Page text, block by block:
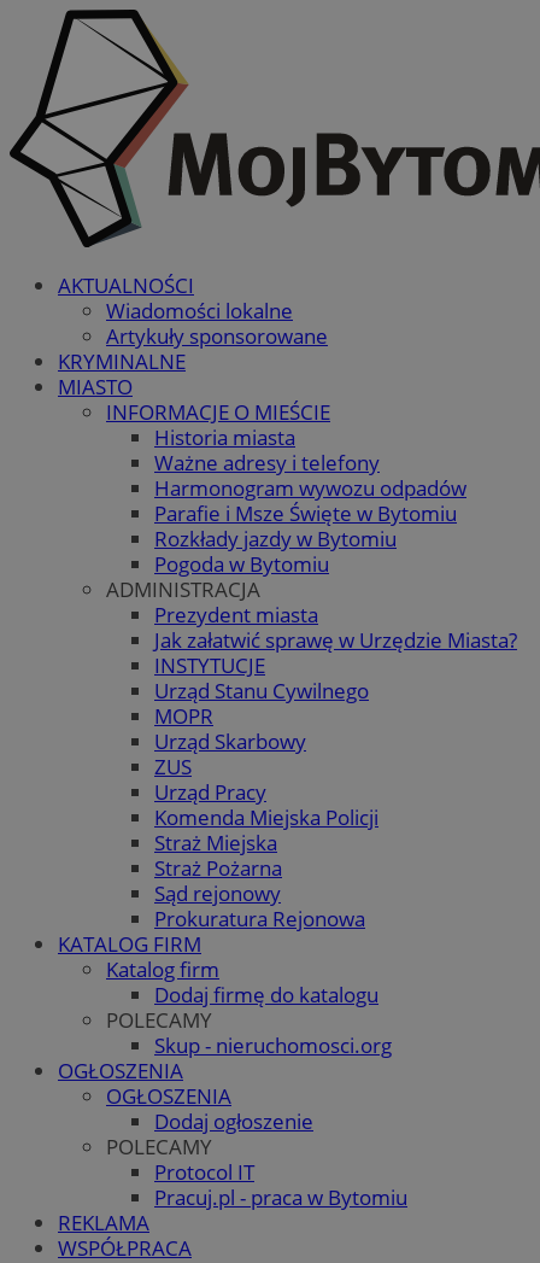
AKTUALNOŚCI
Wiadomości lokalne
Artykuły sponsorowane
KRYMINALNE
MIASTO
INFORMACJE O MIEŚCIE
Historia miasta
Ważne adresy i telefony
Harmonogram wywozu odpadów
Parafie i Msze Święte w Bytomiu
Rozkłady jazdy w Bytomiu
Pogoda w Bytomiu
ADMINISTRACJA
Prezydent miasta
Jak załatwić sprawę w Urzędzie Miasta?
INSTYTUCJE
Urząd Stanu Cywilnego
MOPR
Urząd Skarbowy
ZUS
Urząd Pracy
Komenda Miejska Policji
Straż Miejska
Straż Pożarna
Sąd rejonowy
Prokuratura Rejonowa
KATALOG FIRM
Katalog firm
Dodaj firmę do katalogu
POLECAMY
Skup - nieruchomosci.org
OGŁOSZENIA
OGŁOSZENIA
Dodaj ogłoszenie
POLECAMY
Protocol IT
Pracuj.pl - praca w Bytomiu
REKLAMA
WSPÓŁPRACA